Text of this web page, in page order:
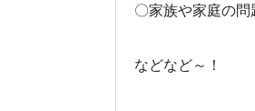
〇家族や家庭の
などなど～！